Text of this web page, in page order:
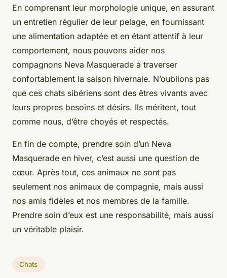
En comprenant leur morphologie unique, en assurant
un entretien régulier de leur pelage, en fournissant
une alimentation adaptée et en étant attentif à leur
comportement, nous pouvons aider nos
compagnons Neva Masquerade à traverser
confortablement la saison hivernale. N’oublions pas
que ces chats sibériens sont des êtres vivants avec
leurs propres besoins et désirs. Ils méritent, tout
comme nous, d’être choyés et respectés.
En fin de compte, prendre soin d’un Neva
Masquerade en hiver, c’est aussi une question de
cœur. Après tout, ces animaux ne sont pas
seulement nos animaux de compagnie, mais aussi
nos amis fidèles et nos membres de la famille.
Prendre soin d’eux est une responsabilité, mais aussi
un véritable plaisir.
Chats